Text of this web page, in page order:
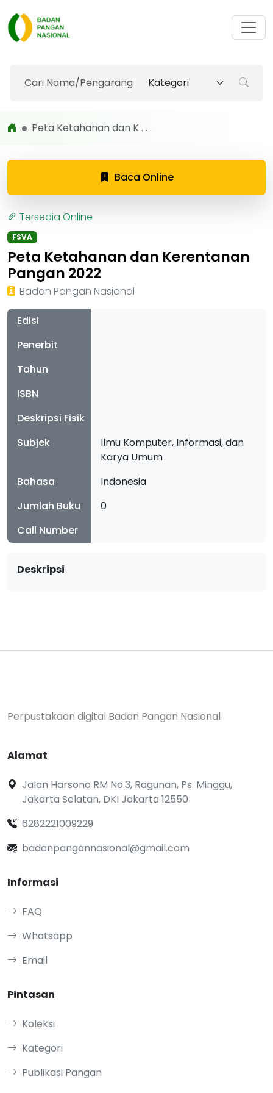
Peta Ketahanan dan K . . .
Baca Online
Tersedia Online
FSVA
Peta Ketahanan dan Kerentanan
Pangan 2022
Badan Pangan Nasional
Edisi
Penerbit
Tahun
ISBN
Deskripsi Fisik
Subjek
Ilmu Komputer, Informasi, dan
Karya Umum
Bahasa
Indonesia
Jumlah Buku
0
Call Number
Deskripsi
Perpustakaan digital Badan Pangan Nasional
Alamat
Jalan Harsono RM No.3, Ragunan, Ps. Minggu,
Jakarta Selatan, DKI Jakarta 12550
6282221009229
badanpangannasional@gmail.com
Informasi
FAQ
Whatsapp
Email
Pintasan
Koleksi
Kategori
Publikasi Pangan